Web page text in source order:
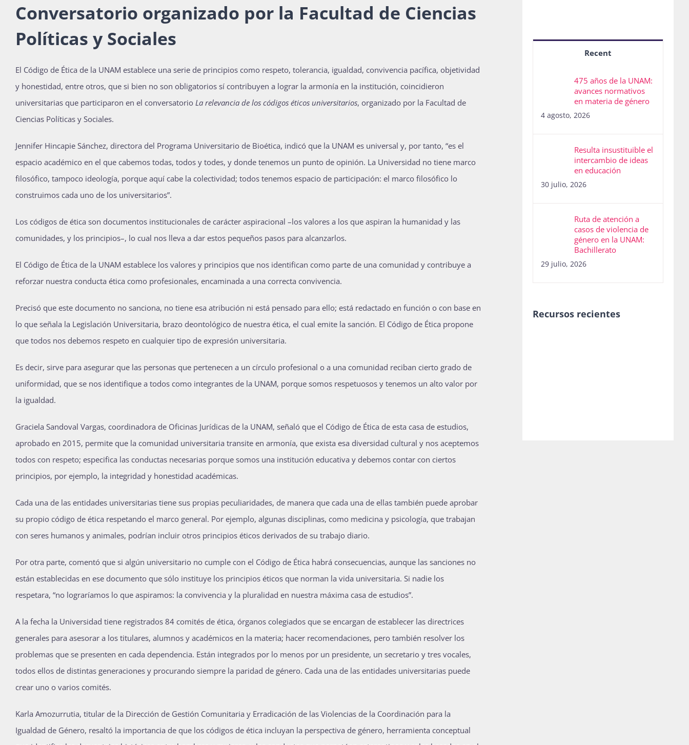
Conversatorio organizado por la Facultad de Ciencias
Políticas y Sociales
El Código de Ética de la UNAM establece una serie de principios como respeto, tolerancia, igualdad, convivencia pacífica, objetividad
y honestidad, entre otros, que si bien no son obligatorios sí contribuyen a lograr la armonía en la institución, coincidieron
universitarias que participaron en el conversatorio La relevancia de los códigos éticos universitarios, organizado por la Facultad de
Ciencias Políticas y Sociales.
Jennifer Hincapie Sánchez, directora del Programa Universitario de Bioética, indicó que la UNAM es universal y, por tanto, “es el
espacio académico en el que cabemos todas, todos y todes, y donde tenemos un punto de opinión. La Universidad no tiene marco
filosófico, tampoco ideología, porque aquí cabe la colectividad; todos tenemos espacio de participación: el marco filosófico lo
construimos cada uno de los universitarios”.
Los códigos de ética son documentos institucionales de carácter aspiracional –los valores a los que aspiran la humanidad y las
comunidades, y los principios–, lo cual nos lleva a dar estos pequeños pasos para alcanzarlos.
El Código de Ética de la UNAM establece los valores y principios que nos identifican como parte de una comunidad y contribuye a
reforzar nuestra conducta ética como profesionales, encaminada a una correcta convivencia.
Precisó que este documento no sanciona, no tiene esa atribución ni está pensado para ello; está redactado en función o con base en
lo que señala la Legislación Universitaria, brazo deontológico de nuestra ética, el cual emite la sanción. El Código de Ética propone
que todos nos debemos respeto en cualquier tipo de expresión universitaria.
Es decir, sirve para asegurar que las personas que pertenecen a un círculo profesional o a una comunidad reciban cierto grado de
uniformidad, que se nos identifique a todos como integrantes de la UNAM, porque somos respetuosos y tenemos un alto valor por
la igualdad.
Graciela Sandoval Vargas, coordinadora de Oficinas Jurídicas de la UNAM, señaló que el Código de Ética de esta casa de estudios,
aprobado en 2015, permite que la comunidad universitaria transite en armonía, que exista esa diversidad cultural y nos aceptemos
todos con respeto; especifica las conductas necesarias porque somos una institución educativa y debemos contar con ciertos
principios, por ejemplo, la integridad y honestidad académicas.
Cada una de las entidades universitarias tiene sus propias peculiaridades, de manera que cada una de ellas también puede aprobar
su propio código de ética respetando el marco general. Por ejemplo, algunas disciplinas, como medicina y psicología, que trabajan
con seres humanos y animales, podrían incluir otros principios éticos derivados de su trabajo diario.
Por otra parte, comentó que si algún universitario no cumple con el Código de Ética habrá consecuencias, aunque las sanciones no
están establecidas en ese documento que sólo instituye los principios éticos que norman la vida universitaria. Si nadie los
respetara, “no lograríamos lo que aspiramos: la convivencia y la pluralidad en nuestra máxima casa de estudios”.
A la fecha la Universidad tiene registrados 84 comités de ética, órganos colegiados que se encargan de establecer las directrices
generales para asesorar a los titulares, alumnos y académicos en la materia; hacer recomendaciones, pero también resolver los
problemas que se presenten en cada dependencia. Están integrados por lo menos por un presidente, un secretario y tres vocales,
todos ellos de distintas generaciones y procurando siempre la paridad de género. Cada una de las entidades universitarias puede
crear uno o varios comités.
Karla Amozurrutia, titular de la Dirección de Gestión Comunitaria y Erradicación de las Violencias de la Coordinación para la
Igualdad de Género, resaltó la importancia de que los códigos de ética incluyan la perspectiva de género, herramienta conceptual
Recent
475 años de la UNAM:
avances normativos
en materia de género
4 agosto, 2026
Resulta insustituible el
intercambio de ideas
en educación
30 julio, 2026
Ruta de atención a
casos de violencia de
género en la UNAM:
Bachillerato
29 julio, 2026
Recursos recientes